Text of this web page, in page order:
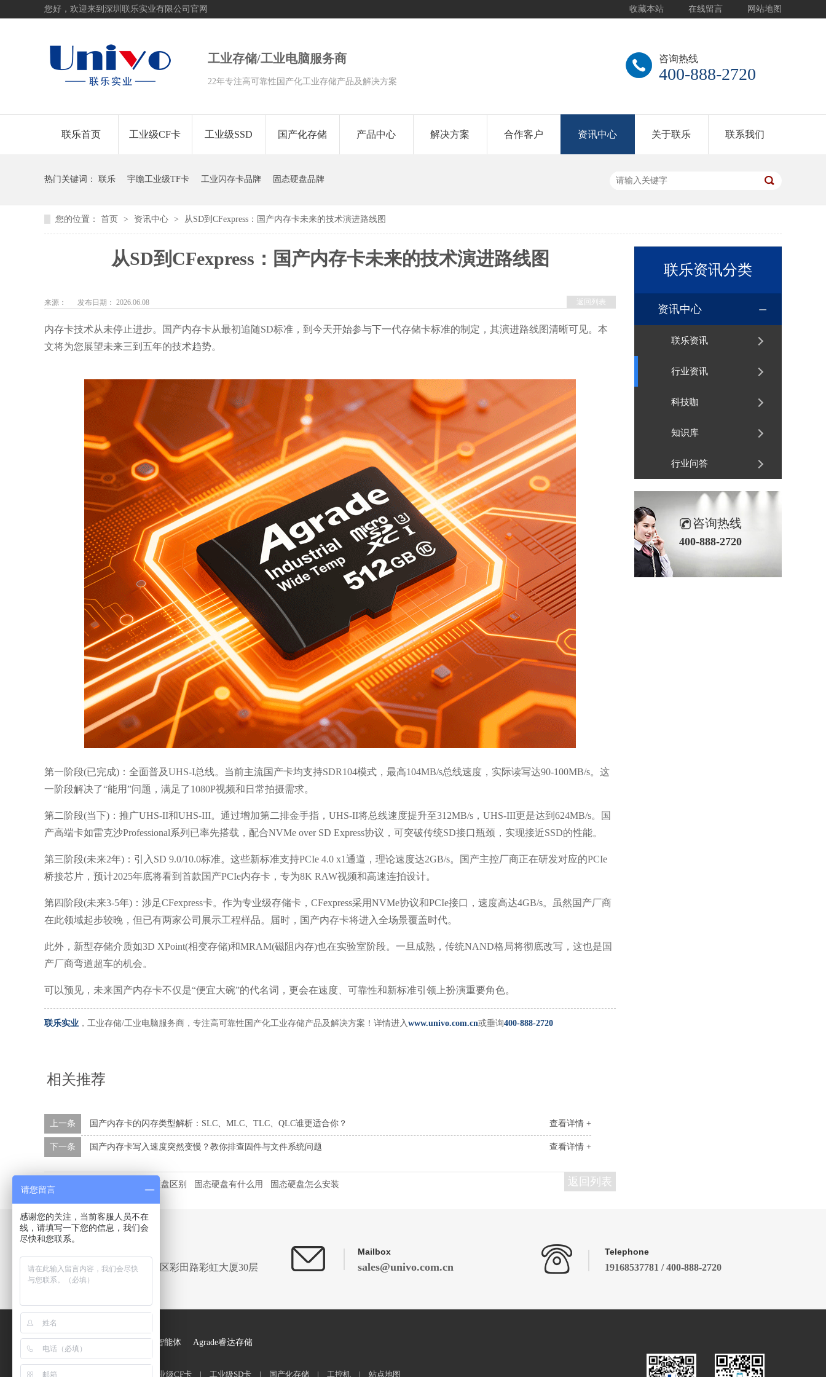
收藏本站 在线留言 网站地图
您好，欢迎来到深圳联乐实业有限公司官网
咨询热线
400-888-2720
工业存储/工业电脑服务商
22年专注高可靠性国产化工业存储产品及解决方案
联乐首页 工业级CF卡 工业级SSD 国产化存储 产品中心 解决方案 合作客户 资讯中心 关于联乐 联系我们
热门关键词： 联乐 宇瞻工业级TF卡 工业闪存卡品牌 固态硬盘品牌
您的位置： 首页 > 资讯中心 > 从SD到CFexpress：国产内存卡未来的技术演进路线图
从SD到CFexpress：国产内存卡未来的技术演进路线图
返回列表
来源： 发布日期： 2026.06.08
内存卡技术从未停止进步。国产内存卡从最初追随SD标准，到今天开始参与下一代存储卡标准的制定，其演进路线图清晰可见。本
文将为您展望未来三到五年的技术趋势。
第一阶段(已完成)：全面普及UHS-I总线。当前主流国产卡均支持SDR104模式，最高104MB/s总线速度，实际读写达90-100MB/s。这
一阶段解决了“能用”问题，满足了1080P视频和日常拍摄需求。
第二阶段(当下)：推广UHS-II和UHS-III。通过增加第二排金手指，UHS-II将总线速度提升至312MB/s，UHS-III更是达到624MB/s。国
产高端卡如雷克沙Professional系列已率先搭载，配合NVMe over SD Express协议，可突破传统SD接口瓶颈，实现接近SSD的性能。
第三阶段(未来2年)：引入SD 9.0/10.0标准。这些新标准支持PCIe 4.0 x1通道，理论速度达2GB/s。国产主控厂商正在研发对应的PCIe
桥接芯片，预计2025年底将看到首款国产PCIe内存卡，专为8K RAW视频和高速连拍设计。
第四阶段(未来3-5年)：涉足CFexpress卡。作为专业级存储卡，CFexpress采用NVMe协议和PCIe接口，速度高达4GB/s。虽然国产厂商
在此领域起步较晚，但已有两家公司展示工程样品。届时，国产内存卡将进入全场景覆盖时代。
此外，新型存储介质如3D XPoint(相变存储)和MRAM(磁阻内存)也在实验室阶段。一旦成熟，传统NAND格局将彻底改写，这也是国
产厂商弯道超车的机会。
可以预见，未来国产内存卡不仅是“便宜大碗”的代名词，更会在速度、可靠性和新标准引领上扮演重要角色。
联乐实业 ，工业存储/工业电脑服务商，专注高可靠性国产化工业存储产品及解决方案！详情进入www.univo.com.cn或垂询400-888-2720
相关推荐
查看详情 +
上一条 国产内存卡的闪存类型解析：SLC、MLC、TLC、QLC谁更适合你？
查看详情 +
下一条 国产内存卡写入速度突然变慢？教你排查固件与文件系统问题
返回列表
本文标签： 固态硬盘和机械硬盘区别 固态硬盘有什么用 固态硬盘怎么安装
联乐资讯分类
资讯中心
联乐资讯
行业资讯
科技咖
知识库
行业问答
咨询热线
400-888-2720
深圳市福田区彩田路彩虹大厦30层
Mailbox
sales@univo.com.cn
Telephone
19168537781 / 400-888-2720
关于联乐 工业级CF卡 | 工业级SD卡 | 国产化存储 | 工控机 | 站点地图
联乐实业元宝AI智能体 Agrade睿达存储
请您留言
感谢您的关注，当前客服人员不在
线，请填写一下您的信息，我们会
尽快和您联系。